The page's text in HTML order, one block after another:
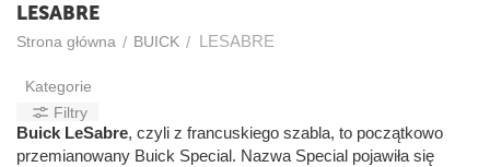
LESABRE
Strona główna / BUICK / LESABRE
Kategorie
Filtry
Buick LeSabre, czyli z francuskiego szabla, to początkowo
przemianowany Buick Special. Nazwa Special pojawiła się